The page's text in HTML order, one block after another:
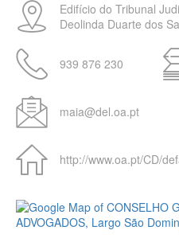
Edifício do Tribunal
Deolinda Duarte dos
939 876 230
maia@del.oa.pt
http://www.oa.pt/CD/